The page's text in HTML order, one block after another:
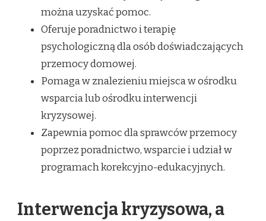
można uzyskać pomoc.
Oferuje poradnictwo i terapię
psychologiczną dla osób doświadczających
przemocy domowej.
Pomaga w znalezieniu miejsca w ośrodku
wsparcia lub ośrodku interwencji
kryzysowej.
Zapewnia pomoc dla sprawców przemocy
poprzez poradnictwo, wsparcie i udział w
programach korekcyjno-edukacyjnych.
Interwencja kryzysowa, a